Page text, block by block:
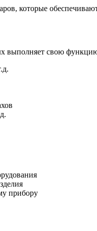
которые
выполняет свою
прибору